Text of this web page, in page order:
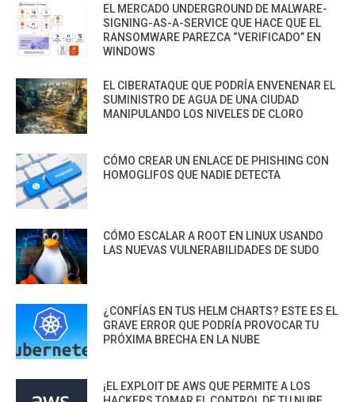
EL MERCADO UNDERGROUND DE MALWARE-
SIGNING-AS-A-SERVICE QUE HACE QUE EL
RANSOMWARE PAREZCA “VERIFICADO” EN
WINDOWS
EL CIBERATAQUE QUE PODRÍA ENVENENAR EL
SUMINISTRO DE AGUA DE UNA CIUDAD
MANIPULANDO LOS NIVELES DE CLORO
CÓMO CREAR UN ENLACE DE PHISHING CON
HOMOGLIFOS QUE NADIE DETECTA
CÓMO ESCALAR A ROOT EN LINUX USANDO
LAS NUEVAS VULNERABILIDADES DE SUDO
¿CONFÍAS EN TUS HELM CHARTS? ESTE ES EL
GRAVE ERROR QUE PODRÍA PROVOCAR TU
PRÓXIMA BRECHA EN LA NUBE
¡EL EXPLOIT DE AWS QUE PERMITE A LOS